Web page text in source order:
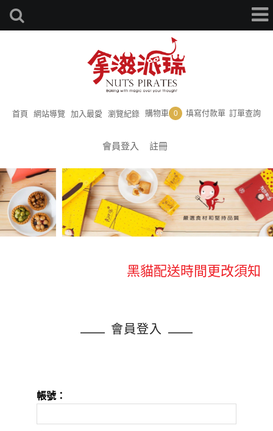
首頁 網站導覽 加入最愛 瀏覽紀錄 購物車 0 填寫付款單 訂單查詢
會員登入 註冊
黑貓配送時間更改須知
註冊會員享現金紅利點數累積
會員登入
帳號：